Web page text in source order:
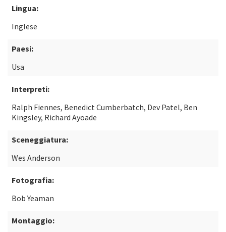
Lingua:
Inglese
Paesi:
Usa
Interpreti:
Ralph Fiennes, Benedict Cumberbatch, Dev Patel, Ben
Kingsley, Richard Ayoade
Sceneggiatura:
Wes Anderson
Fotografia:
Bob Yeaman
Montaggio: